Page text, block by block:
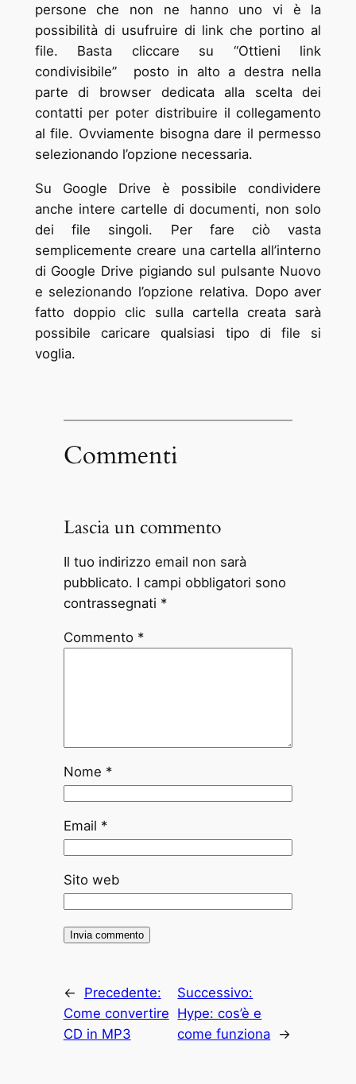
persone che non ne hanno uno vi è la
possibilità di usufruire di link che portino al
file. Basta cliccare su “Ottieni link
condivisibile” posto in alto a destra nella
parte di browser dedicata alla scelta dei
contatti per poter distribuire il collegamento
al file. Ovviamente bisogna dare il permesso
selezionando l’opzione necessaria.
Su Google Drive è possibile condividere
anche intere cartelle di documenti, non solo
dei file singoli. Per fare ciò vasta
semplicemente creare una cartella all’interno
di Google Drive pigiando sul pulsante Nuovo
e selezionando l’opzione relativa. Dopo aver
fatto doppio clic sulla cartella creata sarà
possibile caricare qualsiasi tipo di file si
voglia.
Commenti
Lascia un commento
Il tuo indirizzo email non sarà
pubblicato. I campi obbligatori sono
contrassegnati *
Commento *
Nome *
Email *
Sito web
←
Precedente:
Come convertire
CD in MP3
Successivo:
Hype: cos’è e
come funziona →